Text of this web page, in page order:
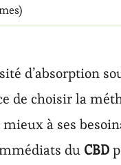
d’absorption
de choisir la
à ses
du CBD